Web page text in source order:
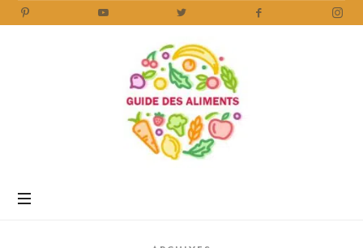
Aliments